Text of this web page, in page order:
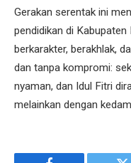
Gerakan serentak ini
pendidikan di
berkarakter, berakhlak,
dan tanpa kompromi:
nyaman, dan Idul Fitri
melainkan dengan